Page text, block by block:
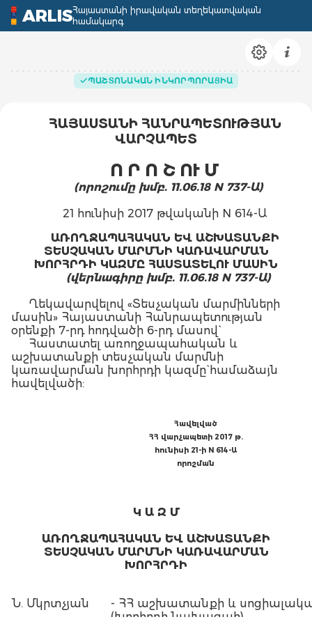
ARLISՀայաստանի իրավական տեղեկատվական
համակարգ
ՊԱՇՏՈՆԱԿԱՆ ԻՆԿՈՐՊՈՐԱՑԻԱ
ՀԱՅԱՍՏԱՆԻ ՀԱՆՐԱՊԵՏՈՒԹՅԱՆ
ՎԱՐՉԱՊԵՏ
Ո Ր Ո Շ ՈՒ Մ
(որոշումը խմբ. 11.06.18 N 737-Ա)
21 հունիսի 2017 թվականի N 614-Ա
ԱՌՈՂՋԱՊԱՀԱԿԱՆ ԵՎ ԱՇԽԱՏԱՆՔԻ
ՏԵՍՉԱԿԱՆ ՄԱՐՄՆԻ ԿԱՌԱՎԱՐՄԱՆ
ԽՈՐՀՐԴԻ ԿԱԶՄԸ ՀԱՍՏԱՏԵԼՈՒ ՄԱՍԻՆ
(վերնագիրը խմբ. 11.06.18 N 737-Ա)
Ղեկավարվելով «Տեսչական մարմինների
մասին» Հայաստանի Հանրապետության
օրենքի 7-րդ հոդվածի 6-րդ մասով`
Հաստատել առողջապահական և
աշխատանքի տեսչական մարմնի
կառավարման խորհրդի կազմը` համաձայն
հավելվածի:
Հավելված
ՀՀ վարչապետի 2017 թ.
հունիսի 21-ի N 614-Ա
որոշման
Կ Ա Զ Մ
ԱՌՈՂՋԱՊԱՀԱԿԱՆ ԵՎ ԱՇԽԱՏԱՆՔԻ
ՏԵՍՉԱԿԱՆ ՄԱՐՄՆԻ ԿԱՌԱՎԱՐՄԱՆ
ԽՈՐՀՐԴԻ
Ն. Մկրտչյան
- ՀՀ աշխատանքի և
(խորհրդի նախագահ)